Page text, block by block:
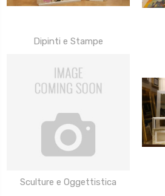
Dipinti e Stampe
Sculture e Oggettistica